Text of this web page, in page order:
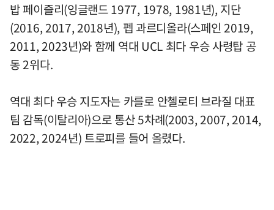
밥 페이즐리(잉글랜드 1977, 1978, 1981년), 지단
(2016, 2017, 2018년), 펩 과르디올라(스페인 2019,
2011, 2023년)와 함께 역대 UCL 최다 우승 사령탑 공
동 2위다.
역대 최다 우승 지도자는 카를로 안첼로티 브라질 대표
팀 감독(이탈리아)으로 통산 5차례(2003, 2007, 2014,
2022, 2024년) 트로피를 들어 올렸다.